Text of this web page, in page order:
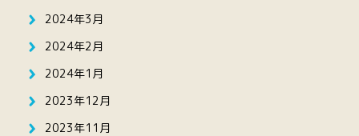
2024年3月
2024年2月
2024年1月
2023年12月
2023年11月